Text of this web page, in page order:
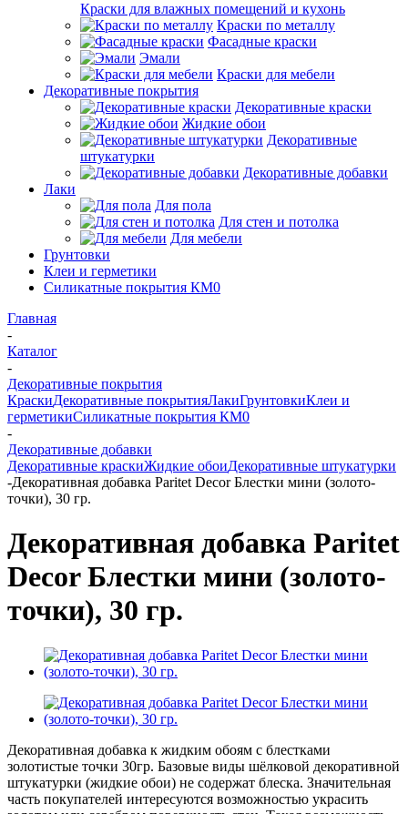
Краски для влажных помещений и кухонь
Краски по металлу
Фасадные краски
Эмали
Краски для мебели
Декоративные покрытия
Декоративные краски
Жидкие обои
Декоративные
штукатурки
Декоративные добавки
Лаки
Для пола
Для стен и потолка
Для мебели
Грунтовки
Клеи и герметики
Силикатные покрытия КМ0
Главная
-
Каталог
-
Декоративные покрытия
КраскиДекоративные покрытияЛакиГрунтовкиКлеи и
герметикиСиликатные покрытия КМ0
-
Декоративные добавки
Декоративные краскиЖидкие обоиДекоративные штукатурки
-Декоративная добавка Paritet Decor Блестки мини (золото-
точки), 30 гр.
Декоративная добавка Paritet
Decor Блестки мини (золото-
точки), 30 гр.
Декоративная добавка к жидким обоям с блестками
золотистые точки 30гр. Базовые виды шёлковой декоративной
штукатурки (жидкие обои) не содержат блеска. Значительная
часть покупателей интересуются возможностью украсить